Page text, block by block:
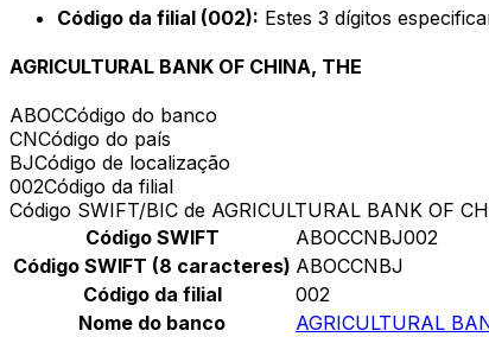
Código da filial (002): Estes 3 dígitos
AGRICULTURAL BANK OF CHINA, THE
ABOCCódigo do banco
CNCódigo do país
BJCódigo de localização
002Código da filial
Código SWIFT/BIC de AGRICULTURAL BANK OF
Código SWIFT
ABOCCNBJ002
Código SWIFT (8 caracteres) ABOCCNBJ
Código da filial
002
Nome do banco
AGRICULTURAL